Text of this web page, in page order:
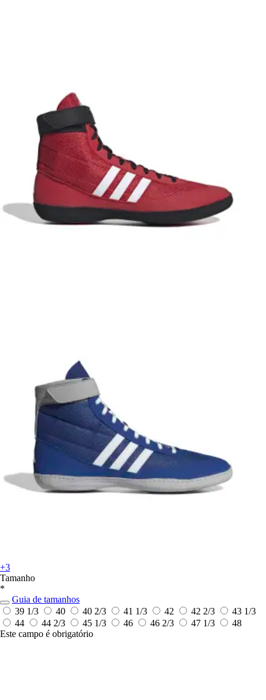
+3
Tamanho
*
Guia de tamanhos
39 1/3
40 40 2/3 41 1/3 42 42 2/3
43 1/3
44
44 2/3 45 1/3 46 46 2/3 47 1/3
48
Este campo é obrigatório